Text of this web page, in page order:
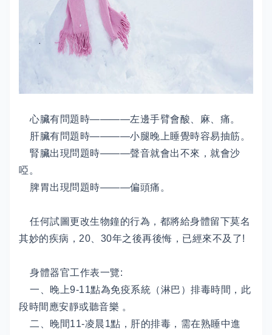
心臟有問題時————左邊手臂會酸、麻、痛。
肝臟有問題時————小腿晚上睡覺時容易抽筋。
腎臟出現問題時———聲音就會出不來，就會沙
啞。
脾胃出現問題時———偏頭痛。
任何試圖更改生物鐘的行為，都將給身體留下莫名
其妙的疾病，20、30年之後再後悔，已經來不及了!
身體器官工作表一覽:
一、晚上9-11點為免疫系統（淋巴）排毒時間，此
段時間應安靜或聽音樂 。
二、晚間11-凌晨1點，肝的排毒，需在熟睡中進